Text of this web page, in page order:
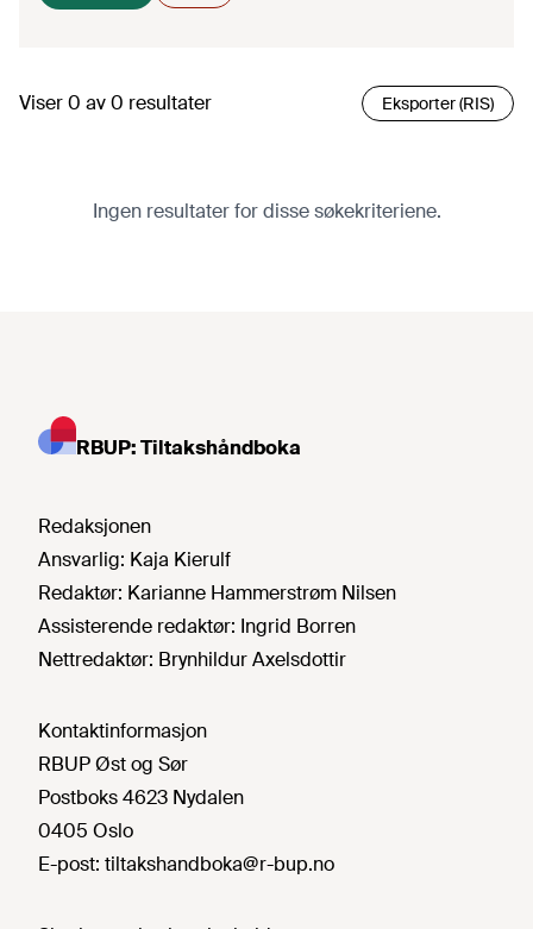
Viser0 av0 resultater Eksporter (RIS)
Ingen resultater for disse søkekriteriene.
RBUP: Tiltakshåndboka
Redaksjonen
Ansvarlig: Kaja Kierulf
Redaktør: Karianne Hammerstrøm Nilsen
Assisterende redaktør: Ingrid Borren
Nettredaktør: Brynhildur Axelsdottir
Kontaktinformasjon
RBUP Øst og Sør
Postboks 4623 Nydalen
0405 Oslo
E-post: tiltakshandboka@r-bup.no